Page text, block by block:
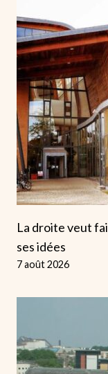
La droite veut
ses idées
7 août 2026